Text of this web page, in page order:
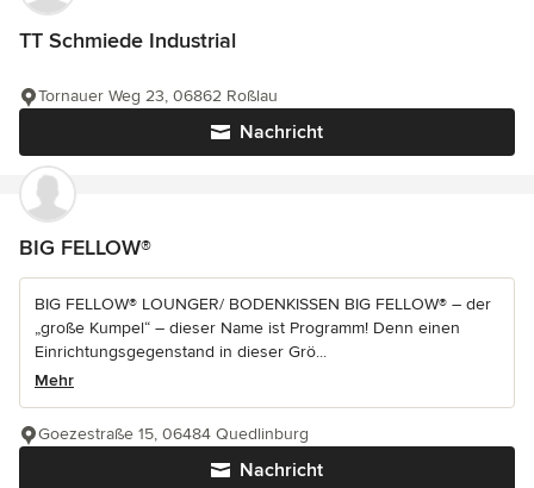
TT Schmiede Industrial
Nachricht
Tornauer Weg 23, 06862 Roßlau
BIG FELLOW®
BIG FELLOW® LOUNGER/ BODENKISSEN BIG FELLOW® – der
„große Kumpel“ – dieser Name ist Programm! Denn einen
Einrichtungsgegenstand in dieser Grö...
Mehr
Nachricht
Goezestraße 15, 06484 Quedlinburg